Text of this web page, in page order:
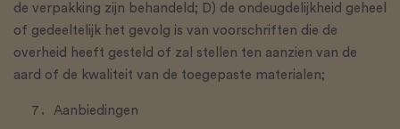
de verpakking zijn behandeld; D) de ondeugdelijkheid geheel
of gedeeltelijk het gevolg is van voorschriften die de
overheid heeft gesteld of zal stellen ten aanzien van de
aard of de kwaliteit van de toegepaste materialen;
Aanbiedingen